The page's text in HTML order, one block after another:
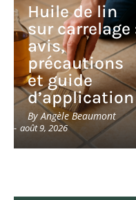
Huile de lin
sur carrelage
avis,
précautions
et guide
d’application
By Angèle Beaumont
- août 9, 2026